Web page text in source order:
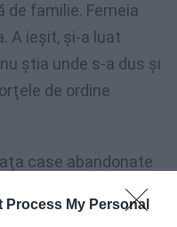
Process My Personal
de familie. Femeia
A ieşit, şi-a luat
ştia unde s-a dus şi
de ordine
case abandonate
mai mult timp în